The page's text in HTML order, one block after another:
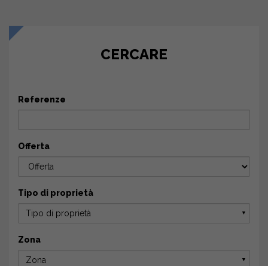
CERCARE
Referenze
Offerta
Tipo di proprietà
Tipo di proprietà ▼
Zona
Zona ▼